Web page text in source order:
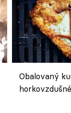
Obalovaný